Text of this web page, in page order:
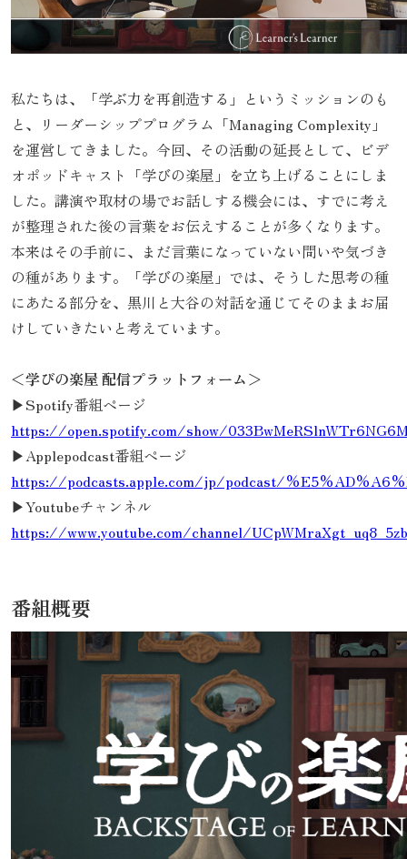
私たちは、「学ぶ力を再創造する」というミッションのも
と、リーダーシッププログラム「Managing Complexity」
を運営してきました。今回、その活動の延長として、ビデ
オポッドキャスト「学びの楽屋」を立ち上げることにしま
した。講演や取材の場でお話しする機会には、すでに考え
が整理された後の言葉をお伝えすることが多くなります。
本来はその手前に、まだ言葉になっていない問いや気づき
の種があります。「学びの楽屋」では、そうした思考の種
にあたる部分を、黒川と大谷の対話を通じてそのままお届
けしていきたいと考えています。
＜学びの楽屋 配信プラットフォーム＞
▶Spotify番組ページ
https://open.spotify.com/show/
▶Applepodcast番組ページ
https://podcasts.apple.com/jp/podcast/
▶Youtubeチャンネル
https://www.youtube.com/channel/
番組概要